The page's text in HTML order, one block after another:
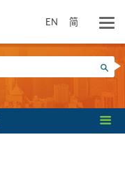
EN 简
搜尋